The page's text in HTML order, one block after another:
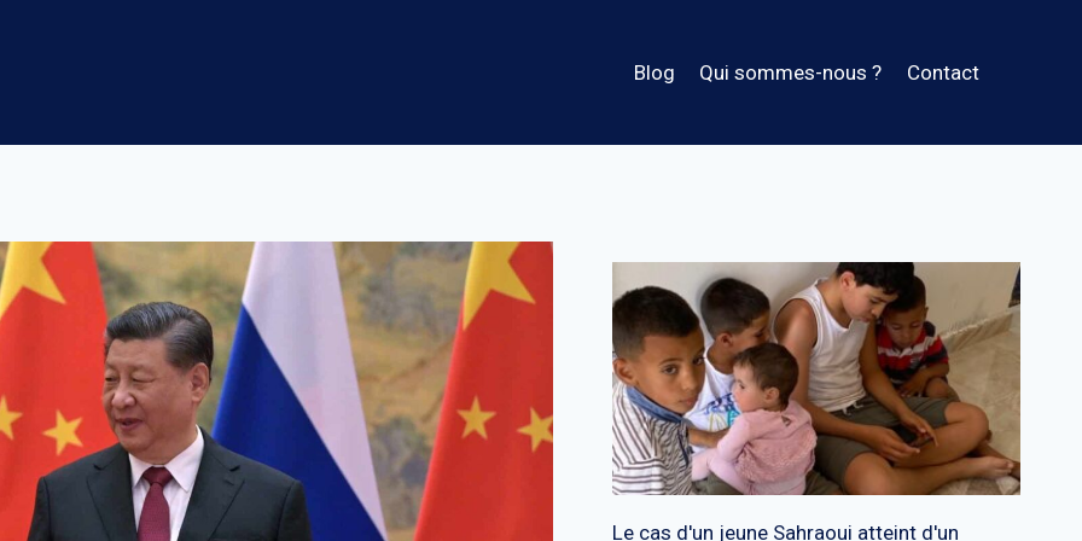
Blog Qui sommes-nous ? Contact
Le cas d'un jeune Sahraoui atteint d'un